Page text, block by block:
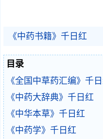
《中药书籍》千日红
目录
《全国中草药汇编》千
《中药大辞典》千日红
《中华本草》千日红
《中药学》千日红